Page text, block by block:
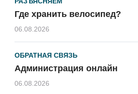
Где хранить велосипед?
06.08.2026
ОБРАТНАЯ СВЯЗЬ
Администрация онлайн
06.08.2026